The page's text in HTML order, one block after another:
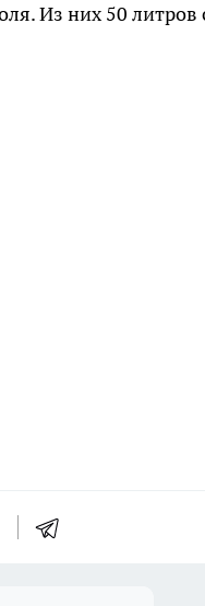
Из них 50 литров